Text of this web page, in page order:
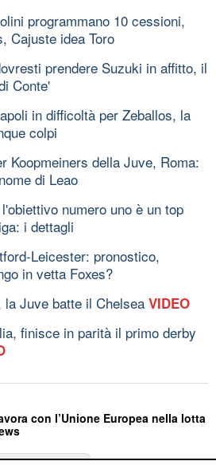
programmano 10 cessioni,
Cajuste idea Toro
prendere Suzuki in affitto, il
Conte'
in difficoltà per Zeballos, la
colpi
Koopmeiners della Juve, Roma:
di Leao
numero uno è un top
i dettagli
Leicester: pronostico,
in vetta Foxes?
la Juve batte il Chelsea VIDEO
finisce in parità il primo derby
con l’Unione Europea nella lotta